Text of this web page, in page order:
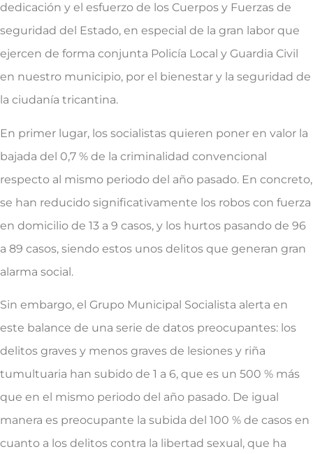
dedicación y el esfuerzo de los Cuerpos y Fuerzas de
seguridad del Estado, en especial de la gran labor que
ejercen de forma conjunta Policía Local y Guardia Civil
en nuestro municipio, por el bienestar y la seguridad de
la ciudanía tricantina.
En primer lugar, los socialistas quieren poner en valor la
bajada del 0,7 % de la criminalidad convencional
respecto al mismo periodo del año pasado. En concreto,
se han reducido significativamente los robos con fuerza
en domicilio de 13 a 9 casos, y los hurtos pasando de 96
a 89 casos, siendo estos unos delitos que generan gran
alarma social.
Sin embargo, el Grupo Municipal Socialista alerta en
este balance de una serie de datos preocupantes: los
delitos graves y menos graves de lesiones y riña
tumultuaria han subido de 1 a 6, que es un 500 % más
que en el mismo periodo del año pasado. De igual
manera es preocupante la subida del 100 % de casos en
cuanto a los delitos contra la libertad sexual, que ha